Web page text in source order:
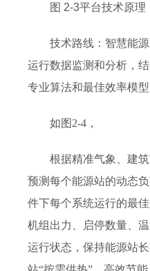
图 2-3平台技术原理
技术路线：智慧能
运行数据监测和分析，
专业算法和最佳效率模型
如图2-4，
根据精准气象、建
预测每个能源站的动态
件下每个系统运行的最
机组出力、启停数量、
运行状态，保持能源站